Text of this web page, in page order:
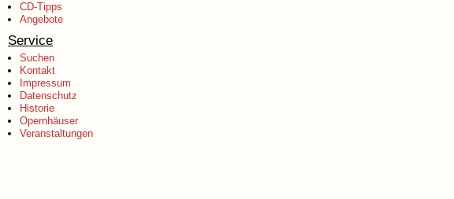
CD-Tipps
Angebote
Service
Suchen
Kontakt
Impressum
Datenschutz
Historie
Opernhäuser
Veranstaltungen